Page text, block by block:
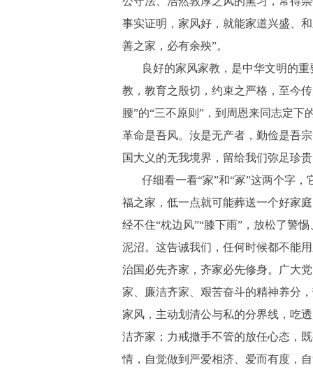
事实证明，家风好，就能家道兴盛、
善之家，必有余殃”。
良好的家风家教，是中华文明的
教，教育之殷切，约束之严格，至今
腰”的“三不原则”，到周恩来同志定下
革命是吾风。汝是无产者，勤俭是吾
国大义的无我境界，留给我们弥足珍
仔细看一看“家”和“冢”这两个字
福之家，低一点就可能葬送一个好家
经不住“枕边风”“膝下雨”，放松了警
泥沼。这告诫我们，任何时候都不能
治国必先齐家，齐家必先修身。广大
家、廉洁齐家、艰苦奋斗的精神养分
家风，主动划清公与私的分界线，吃
洁齐家；力戒撒手不管的放任心态，
情，自觉做到严爱相济、爱而有度，